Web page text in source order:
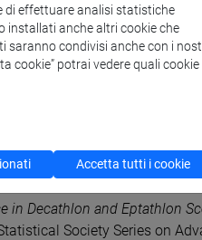
Campostrini, Stefano
sample-based predictions
, Methodological and
Sessions 2, Springer,
4)
in Decathlon and Eptathlon
Society Series on
di effettuare analisi statistiche
installati anche altri cookie che
saranno condivisi anche con i
cookie” potrai vedere quali cookie
Accetta tutti i cookie